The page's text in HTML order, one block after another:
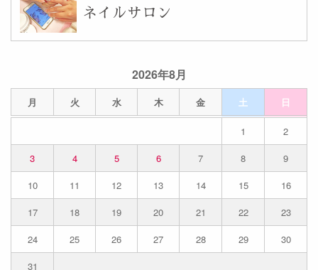
2026年8月
月 火 水 木 金 土 日
1
2
3
4 5 6 7 8
9
10
11 12 13 14 15
16
17
18 19 20 21 22
23
24
25 26 27 28 29
30
31
ネイルサロン